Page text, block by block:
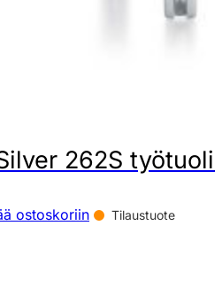
262S
ostoskoriin Tilaustuote